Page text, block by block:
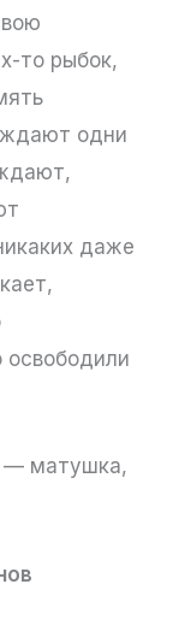
то рыбок,
одни
даже
освободили
— матушка,